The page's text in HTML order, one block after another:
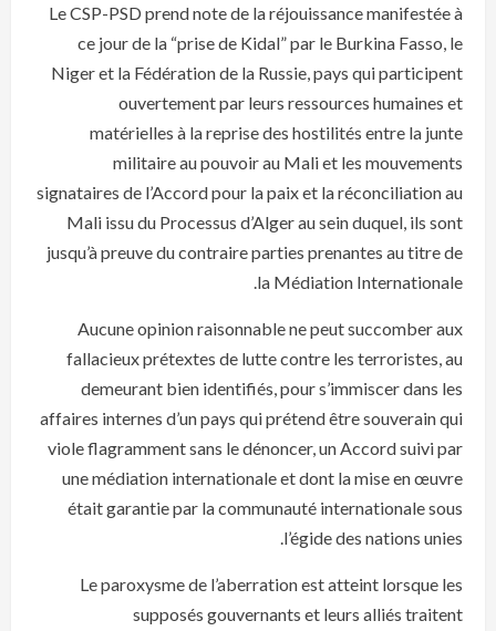
Le CSP-PSD prend note de la réjouissance manifestée à
ce jour de la “prise de Kidal” par le Burkina Fasso, le
Niger et la Fédération de la Russie, pays qui participent
ouvertement par leurs ressources humaines et
matérielles à la reprise des hostilités entre la junte
militaire au pouvoir au Mali et les mouvements
signataires de l’Accord pour la paix et la réconciliation au
Mali issu du Processus d’Alger au sein duquel, ils sont
jusqu’à preuve du contraire parties prenantes au titre de
la Médiation Internationale.
Aucune opinion raisonnable ne peut succomber aux
fallacieux prétextes de lutte contre les terroristes, au
demeurant bien identifiés, pour s’immiscer dans les
affaires internes d’un pays qui prétend être souverain qui
viole flagramment sans le dénoncer, un Accord suivi par
une médiation internationale et dont la mise en œuvre
était garantie par la communauté internationale sous
l’égide des nations unies.
Le paroxysme de l’aberration est atteint lorsque les
supposés gouvernants et leurs alliés traitent